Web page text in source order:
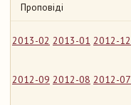
Проповіді
2013-02 2013-01 2012-12
2012-09 2012-08 2012-07